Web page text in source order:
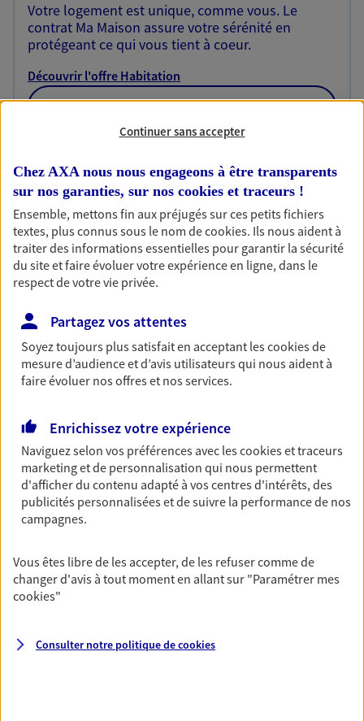
Votre logement est unique, comme vous. Le
contrat Ma Maison assure votre sérénité en
protégeant ce qui vous tient à coeur.
Découvrir l'offre Habitation
OBTENIR UN TARIF EN LIGNE
Garantie Accidents de la Vie
Bricoleuse, féru de jardinage, pâtissier en herbe
ou grande lectrice… personne n'est à l'abri d'un
accident du quotidien. Avec Ma Protection
Accident, protégez votre qualité de vie et vos
revenus.
Découvrir l'offre Garantie Accidents de la Vie
OBTENIR UN TARIF EN LIGNE
Multirisque Entreprise
assurance multirisque entreprise. Un contrat
unique pour protéger vos locaux, matériels pro,
équipements et stocks… sans oublier votre
responsabilité civile.
Découvrir l'offre Multirisque Entreprise
Continuer sans accepter
Chez AXA nous nous engageons à être transparents
sur nos garanties, sur nos cookies et traceurs !
Ensemble, mettons fin aux préjugés sur ces petits fichiers
textes, plus connus sous le nom decookies. Ils nous aident à
traiter des informations essentielles pour garantir la sécurité
du site et faire évoluer votre expérience en ligne, dans le
respect de votre vie privée.
Partagez vos attentes
Soyez toujours plus satisfait en acceptant lescookiesde
mesure d’audience et d’avis utilisateurs qui nous aident à
faire évoluer nos offres et nos services.
Enrichissez votre expérience
Naviguez selon vos préférences avec lescookies et traceurs
marketing et de personnalisation qui nous permettent
d'afficher du contenu adapté à vos centres d'intérêts, des
publicités personnalisées et de suivre la performance de nos
campagnes.
Vous êtes libre de les accepter, de les refuser comme de
changer d'avis à tout moment en allant sur "Paramétrer mes
cookies"
Consulter notre politique decookies